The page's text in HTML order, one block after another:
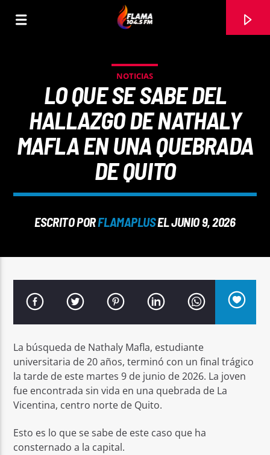
CANCIÓN ACTUAL
ARTISTA
Señal FM
NOTICIAS
LO QUE SE SABE DEL
HALLAZGO DE NATHALY
MAFLA EN UNA QUEBRADA
DE QUITO
ESCRITO PORFLAMAPLUSEL JUNIO 9, 2026
La búsqueda de Nathaly Mafla, estudiante
universitaria de 20 años, terminó con un final trágico
la tarde de este martes 9 de junio de 2026. La joven
fue encontrada sin vida en una quebrada de La
Vicentina, centro norte de Quito.
Esto es lo que se sabe de este caso que ha
consternado a la capital.